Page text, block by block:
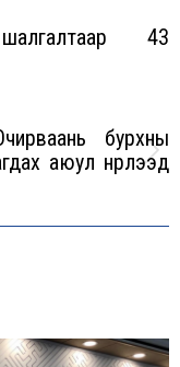
43
бурхны
аюул нүүрлээд